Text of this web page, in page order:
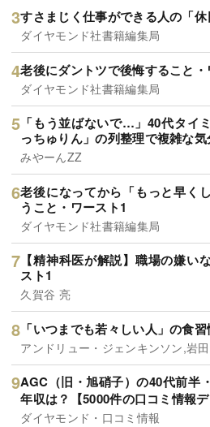
すさまじく仕事ができる人の「
ダイヤモンド社書籍編集局
老後にダントツで後悔すること・
ダイヤモンド社書籍編集局
「もう並ばないで…」40代タイ
っちゅりん」の列整理で複雑な
みやーんZZ
老後になってから「もっと早く
うこと・ワースト1
ダイヤモンド社書籍編集局
【精神科医が解説】職場の嫌い
スト1
久賀谷 亮
「いつまでも若々しい人」の食
アンドリュー・ジェンキンソン,岩
AGC（旧・旭硝子）の40代前半
年収は？【5000件の口コミ情報デ
ダイヤモンド・口コミ情報